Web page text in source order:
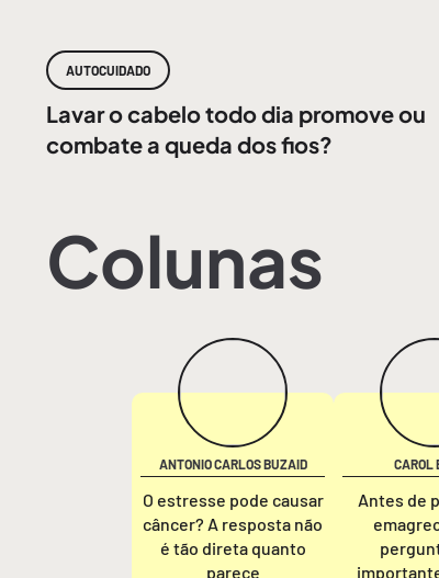
AUTOCUIDADO
Lavar o cabelo todo dia promove ou
combate a queda dos fios?
Colunas
ANTONIO CARLOS BUZAID
O estresse pode causar
câncer? A resposta não
é tão direta quanto
parece
CAROL
Antes de